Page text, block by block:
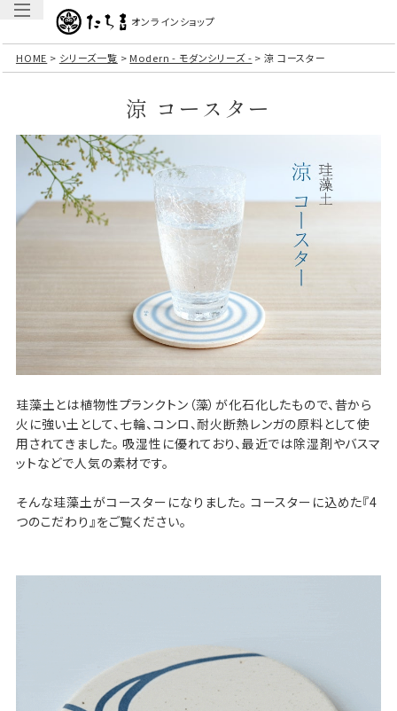
オンラインショップ
HOME シリーズ一覧 Modern - モダンシリーズ - 涼 コースター
涼 コースター
珪藻土とは植物性プランクトン（藻）が化石化したもので、昔から
火に強い土として、七輪、コンロ、耐火断熱レンガの原料として使
用されてきました。 吸湿性に優れており、最近では除湿剤やバスマ
ットなどで人気の素材です。
そんな珪藻土がコースターになりました。 コースターに込めた『4
つのこだわり』をご覧ください。